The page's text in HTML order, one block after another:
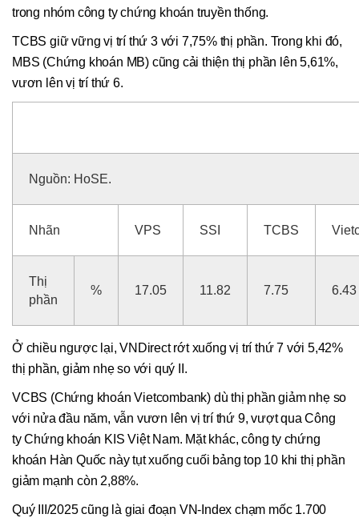
trong nhóm công ty chứng khoán truyền thống.
TCBS giữ vững vị trí thứ 3 với 7,75% thị phần. Trong khi đó,
MBS (Chứng khoán MB) cũng cải thiện thị phần lên 5,61%,
vươn lên vị trí thứ 6.
Nguồn: HoSE.
Nhãn VPS SSI TCBS
Thị
phần
% 17.05 11.82 7.75 6.43
Ở chiều ngược lại, VNDirect rớt xuống vị trí thứ 7 với 5,42%
thị phần, giảm nhẹ so với quý II.
VCBS (Chứng khoán Vietcombank) dù thị phần giảm nhẹ so
với nửa đầu năm, vẫn vươn lên vị trí thứ 9, vượt qua Công
ty Chứng khoán KIS Việt Nam. Mặt khác, công ty chứng
khoán Hàn Quốc này tụt xuống cuối bảng top 10 khi thị phần
giảm mạnh còn 2,88%.
Quý III/2025 cũng là giai đoạn VN-Index chạm mốc 1.700